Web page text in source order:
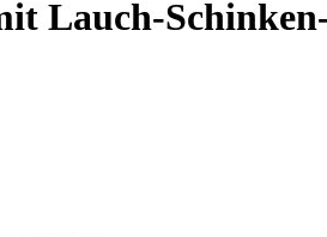
Lauch-